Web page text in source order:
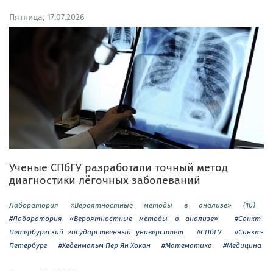
Пятница, 17.07.2026
Ученые СПбГУ разработали точный метод
диагностики лёгочных заболеваний
Лаборатория «Вероятностные методы в анализе» (10)
#Лаборатория «Вероятностные методы в анализе»
#Санкт-
Петербургский государственный университет
#СПбГУ
#Санкт-
Петербург
#Хеденмальм Пер Ян Хокан #Математика #Медицина